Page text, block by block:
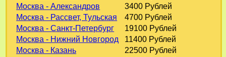
Москва - Александров
3400 Рублей
Москва - Рассвет, Тульская
4700 Рублей
Москва - Санкт-Петербург
19100 Рублей
Москва - Нижний Новгород
11400 Рублей
Москва - Казань
22500 Рублей